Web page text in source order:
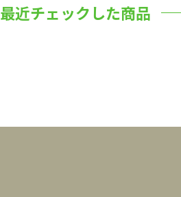
最近チェックした商品